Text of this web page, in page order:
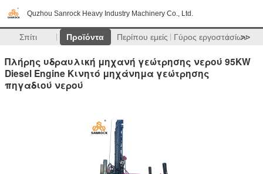
Quzhou Sanrock Heavy Industry Machinery Co., Ltd.
Σπίτι Προϊόντα Περίπου εμείς Γύρος εργοστασίων
>>
Πλήρης υδραυλική μηχανή γεώτρησης νερού 95KW
Diesel Engine Κινητό μηχάνημα γεώτρησης
πηγαδιού νερού